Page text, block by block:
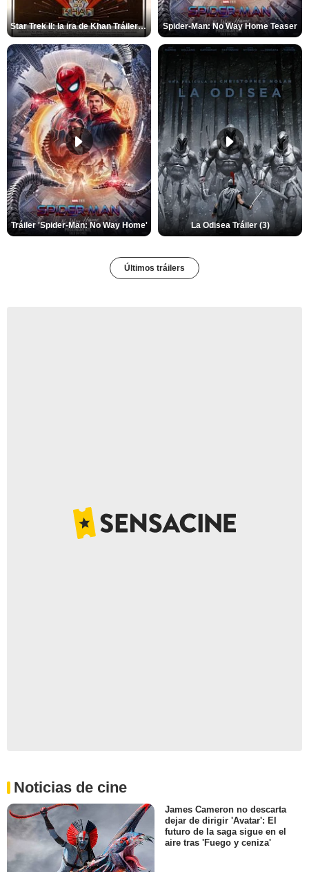
Star Trek II: la ira de Khan Tráiler VO Spider-Man: No Way Home Teaser
Tráiler 'Spider-Man: No Way Home' La Odisea Tráiler (3)
Últimos tráilers
Noticias de cine
James Cameron no descarta
dejar de dirigir 'Avatar': El
futuro de la saga sigue en el
aire tras 'Fuego y ceniza'